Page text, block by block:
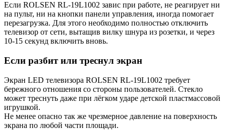
Если ROLSEN RL-19L1002 завис при работе, не реагирует ни
на пульт, ни на кнопки панели управления, иногда помогает
перезагрузка. Для этого необходимо полностью отключить
телевизор от сети, вытащив вилку шнура из розетки, и через
10-15 секунд включить вновь.
Если разбит или треснул экран
Экран LED телевизора ROLSEN RL-19L1002 требует
бережного отношения со стороны пользователей. Стекло
может треснуть даже при лёгком ударе детской пластмассовой
игрушкой.
Не менее опасно так же чрезмерное давление на поверхность
экрана по любой части площади.